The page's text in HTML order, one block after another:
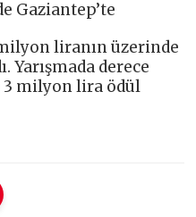
Gaziantep’te
liranın üzerinde
Yarışmada derece
3 milyon lira ödül